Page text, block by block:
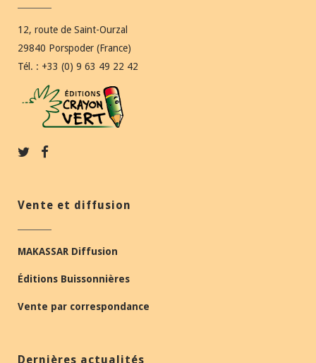
12, route de Saint-Ourzal
29840 Porspoder (France)
Tél. : +33 (0) 9 63 49 22 42
Vente et diffusion
MAKASSAR Diffusion
Éditions Buissonnières
Vente par correspondance
Dernières actualités